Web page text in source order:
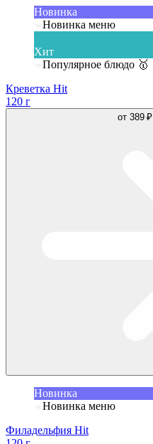
Новинка
Новинка меню
Хит
Популярное блюдо 🥇
Креветка Hit
120 г
от 389 ₽
Новинка
Новинка меню
Филадельфия Hit